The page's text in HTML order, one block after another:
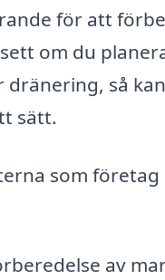
för att
om du
så
sätt.
som
av